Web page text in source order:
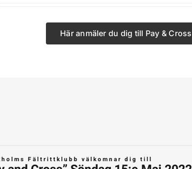
Här anmäler du dig till Pay & Cross
Fältrittklubb välkomnar dig till